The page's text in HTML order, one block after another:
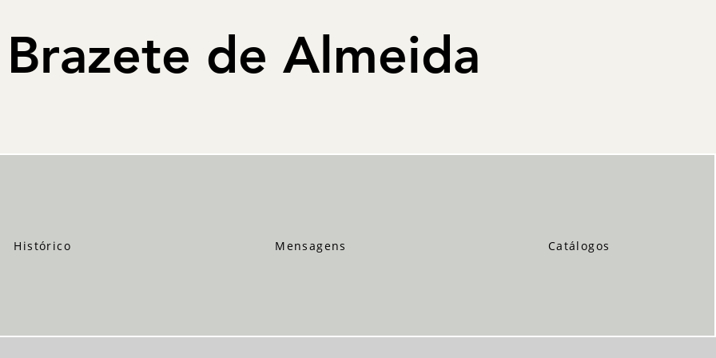
de Almeida
Histórico Mensagens Catálogos